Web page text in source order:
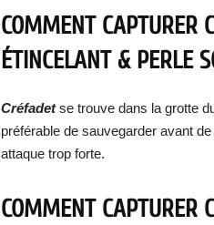
COMMENT CAPTURER
ÉTINCELANT & PERLE
Créfadet se trouve dans la grotte
préférable de sauvegarder avant
attaque trop forte.
COMMENT CAPTURER